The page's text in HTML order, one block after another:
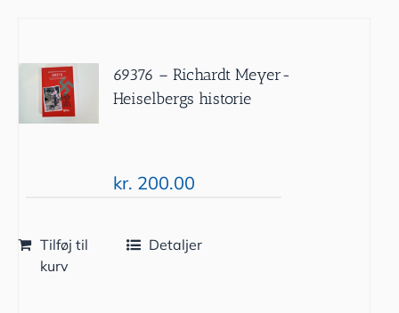
69376 – Richardt Meyer-
Heiselbergs historie
kr. 200.00
Tilføj til
kurv
Detaljer